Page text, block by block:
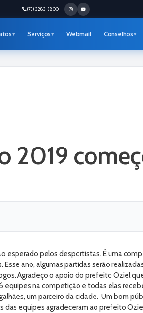
(73) 3283-3800
Serviços Webmail Conselhos
2019
esperado pelos desportistas. É uma
ano, algumas partidas serão
Agradeço o apoio do prefeito Oziel
equipes na competição e todas elas
um parceiro da cidade. Um bom
das equipes agradeceram ao prefeito